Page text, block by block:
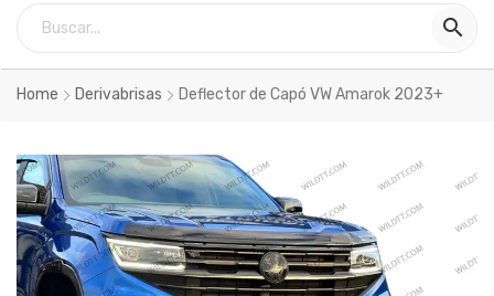

Home Derivabrisas Deflector de Capó VW Amarok 2023+